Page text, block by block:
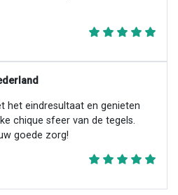
het eindresultaat en genieten
chique sfeer van de tegels.
goede zorg!